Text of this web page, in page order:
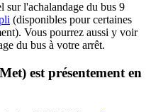
sur l'achalandage du bus 9
(disponibles pour certaines
Vous pourrez aussi y voir
du bus à votre arrêt.
est présentement en